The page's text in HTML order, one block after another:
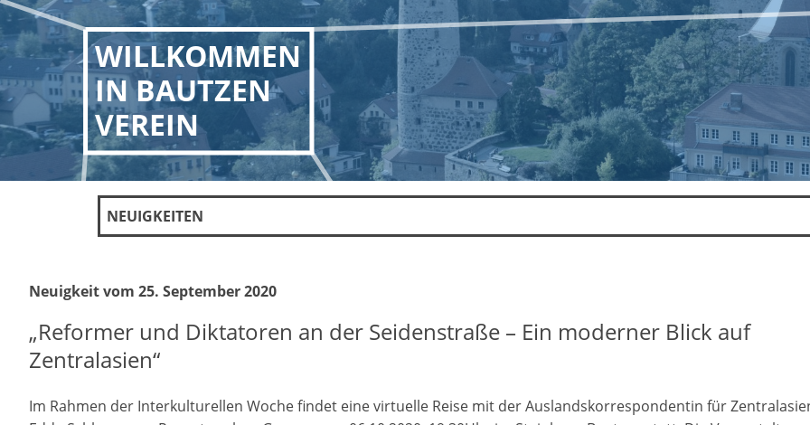
WILLKOMMEN
IN BAUTZEN
VEREIN
NEUIGKEITEN
Neuigkeit vom 25. September 2020
„Reformer und Diktatoren an der Seidenstraße – Ein moderner Blick auf
Zentralasien“
Im Rahmen der Interkulturellen Woche findet eine virtuelle Reise mit der Auslandskorrespondentin für